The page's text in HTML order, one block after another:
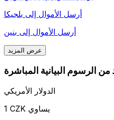
أرسل الأموال إلى بلجيكا
أرسل الأموال إلى بنين
عرض المزيد
الدولار الأمريكي
1 CZK يساوي